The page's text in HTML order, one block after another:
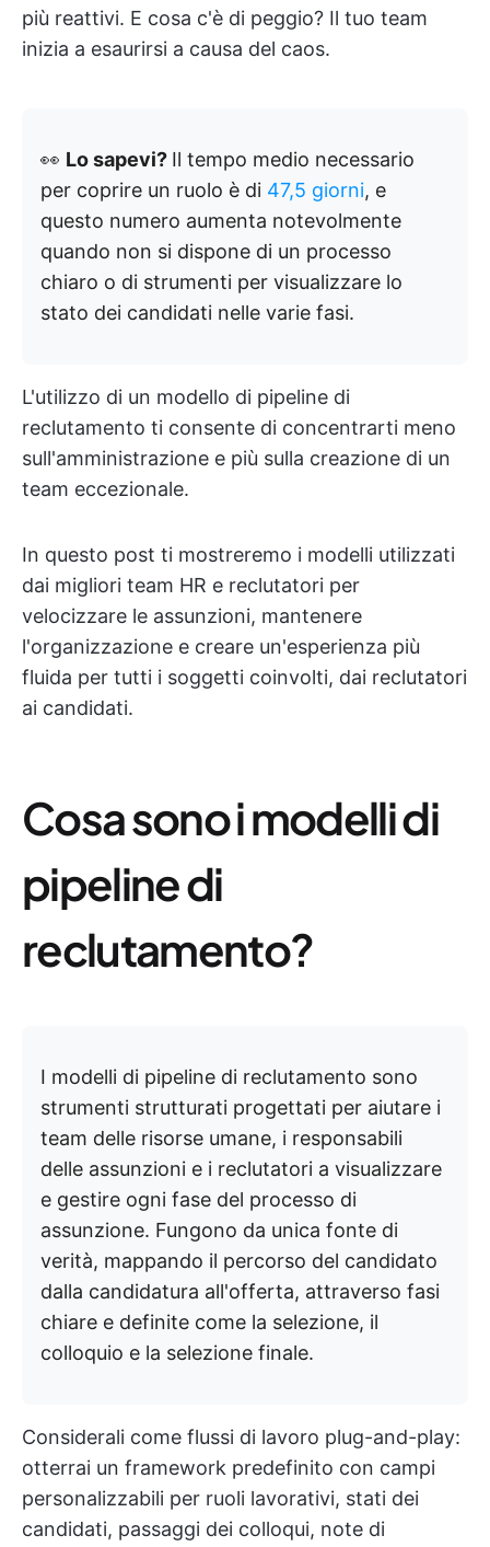
più reattivi. E cosa c'è di peggio? Il tuo team
inizia a esaurirsi a causa del caos.
👀 Lo sapevi? Il tempo medio necessario
per coprire un ruolo è di 47,5 giorni, e
questo numero aumenta notevolmente
quando non si dispone di un processo
chiaro o di strumenti per visualizzare lo
stato dei candidati nelle varie fasi.
L'utilizzo di un modello di pipeline di
reclutamento ti consente di concentrarti meno
sull'amministrazione e più sulla creazione di un
team eccezionale.
In questo post ti mostreremo i modelli utilizzati
dai migliori team HR e reclutatori per
velocizzare le assunzioni, mantenere
l'organizzazione e creare un'esperienza più
fluida per tutti i soggetti coinvolti, dai reclutatori
ai candidati.
Cosa sono i modelli di
pipeline di
reclutamento?
I modelli di pipeline di reclutamento sono
strumenti strutturati progettati per aiutare i
team delle risorse umane, i responsabili
delle assunzioni e i reclutatori a visualizzare
e gestire ogni fase del processo di
assunzione. Fungono da unica fonte di
verità, mappando il percorso del candidato
dalla candidatura all'offerta, attraverso fasi
chiare e definite come la selezione, il
colloquio e la selezione finale.
Considerali come flussi di lavoro plug-and-play:
otterrai un framework predefinito con campi
personalizzabili per ruoli lavorativi, stati dei
candidati, passaggi dei colloqui, note di